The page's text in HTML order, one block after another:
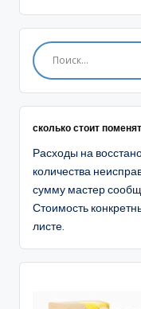
сколько стоит
Расходы на
количества
сумму мастер
Стоимость
листе.